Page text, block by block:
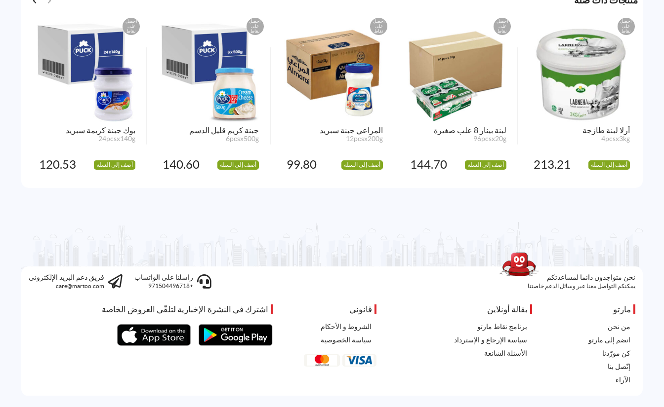
احصل
على
نقاط
أرلا لبنة طازجة
4pcsx3kg
أضف إلى السلة 213.21
احصل
على
نقاط
لبنة بينار 8 علب صغيرة
96pcsx20g
أضف إلى السلة 144.70
احصل
على
نقاط
المراعي جبنة سبريد
12pcsx200g
أضف إلى السلة 99.80
احصل
على
نقاط
جبنة كريم قليل الدسم
6pcsx500g
أضف إلى السلة 140.60
احصل
على
نقاط
بوك جبنة كريمة سبريد
24pcsx140g
أضف إلى السلة 120.53
نحن متواجدون دائما لمساعدتكم
يمكنكم التواصل معنا عبر وسائل الدعم خاصتنا
راسلنا على الواتساب
+971504496718
فريق دعم البريد الإلكتروني
care@martoo.com
مارتو
من نحن
انضم إلى مارتو
كن مورّدنا
إتّصل بنا
الآراء
بقالة أونلاين
برنامج نقاط مارتو
سياسة الإرجاع و الإسترداد
الأسئلة الشائعة
قانوني
الشروط و الأحكام
سياسة الخصوصية
اشترك في النشرة الإخبارية لتلقّي العروض الخاصة